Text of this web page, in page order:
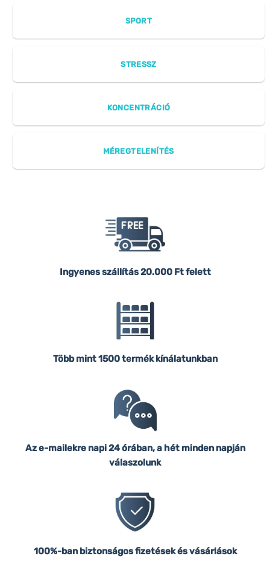
SPORT
STRESSZ
KONCENTRÁCIÓ
MÉREGTELENÍTÉS
Ingyenes szállítás20.000 Ft felett
Több mint 1500 termék kínálatunkban
Az e-mailekre napi 24 órában, a hét minden napján
válaszolunk
100%-ban biztonságos fizetések és vásárlások